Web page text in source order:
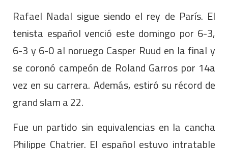
Rafael Nadal sigue siendo el rey de París. El
tenista español venció este domingo por 6-3,
6-3 y 6-0 al noruego Casper Ruud en la final y
se coronó campeón de Roland Garros por 14a
vez en su carrera. Además, estiró su récord de
grand slam a 22.
Fue un partido sin equivalencias en la cancha
Philippe Chatrier. El español estuvo intratable